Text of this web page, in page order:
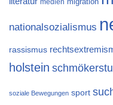
nationalsozialismus
rassismus
holstein
soziale Bewegungen sport